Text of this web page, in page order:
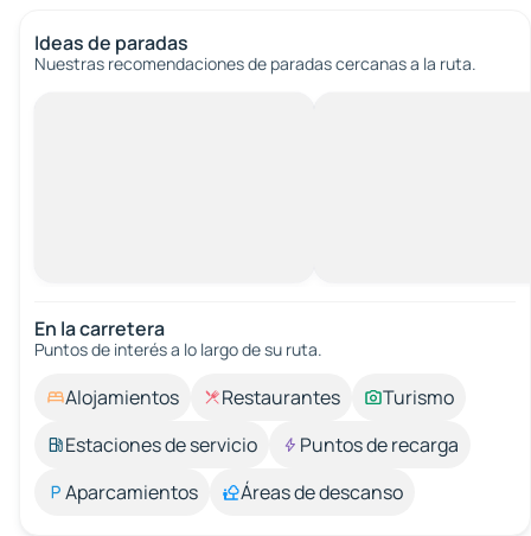
Ideas de paradas
Nuestras recomendaciones de paradas cercanas a la ruta.
En la carretera
Puntos de interés a lo largo de su ruta.
Alojamientos Restaurantes
Turismo
Estaciones de servicio
Puntos de recarga
Aparcamientos
Áreas de descanso